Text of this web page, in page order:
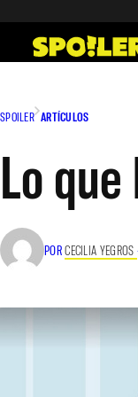
contenido
SPOILER ARTÍCULOS
Lo
PORCECILIA YEGROS